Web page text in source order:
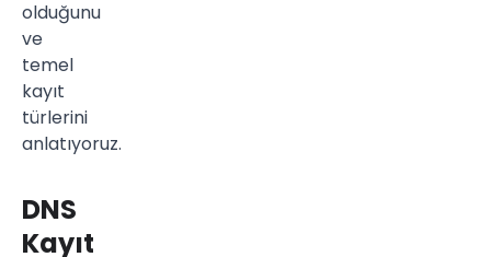
olduğunu
ve
temel
kayıt
türlerini
anlatıyoruz.
DNS
Kayıt